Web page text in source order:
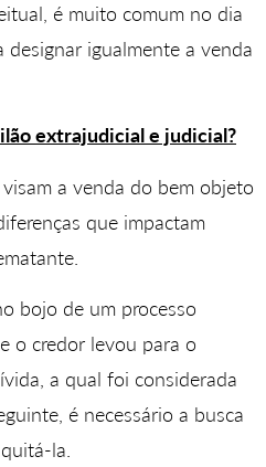
é muito comum no dia
designar igualmente a venda
extrajudicial e judicial?
a venda do bem objeto
que impactam
bojo de um processo
o credor levou para o
a qual foi considerada
é necessário a busca
la.